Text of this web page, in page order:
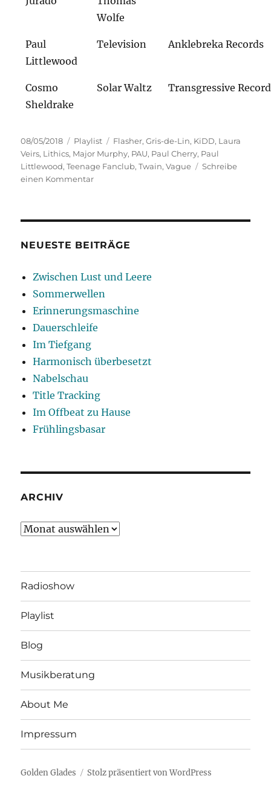
Wolfe
Paul
Littlewood
Television Anklebreka Records
Cosmo
Sheldrake
Solar Waltz Transgressive
Veröffentlicht
am
08/05/2018 Kategorien
Playlist Schlagwörter
Flasher,Gris-de-Lin, KiDD, Laura
Veirs, Lithics, Major Murphy, PAU, Paul Cherry, Paul
Littlewood,Teenage Fanclub,Twain,Vague
Schreibe
einen Kommentarzu
NEUESTE BEITRÄGE
Zwischen Lust und Leere
Sommerwellen
Erinnerungsmaschine
Dauerschleife
Im Tiefgang
Harmonisch überbesetzt
Nabelschau
Title Tracking
Im Offbeat zu Hause
Frühlingsbasar
ARCHIV
Archiv
Radioshow
Playlist
Blog
Musikberatung
About Me
Impressum
Golden Glades Stolz präsentiert von WordPress